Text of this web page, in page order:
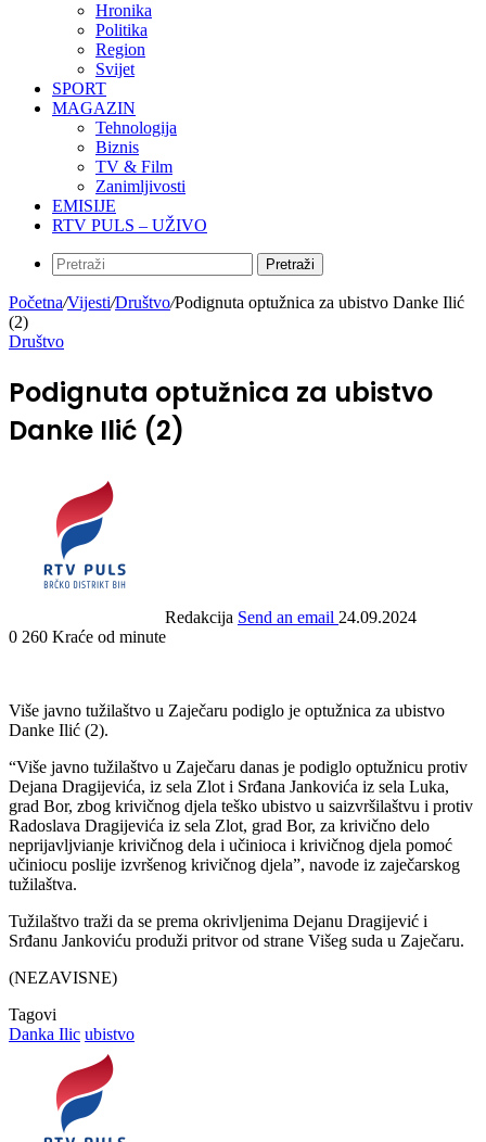
Hronika
Politika
Region
Svijet
SPORT
MAGAZIN
Tehnologija
Biznis
TV & Film
Zanimljivosti
EMISIJE
RTV PULS – UŽIVO
Pretraži
Početna/Vijesti/Društvo/Podignuta optužnica za ubistvo Danke Ilić
(2)
Društvo
Podignuta optužnica za ubistvo
Danke Ilić (2)
Redakcija Send an email 24.09.2024
0 260 Kraće od minute
Više javno tužilaštvo u Zaječaru podiglo je optužnica za ubistvo
Danke Ilić (2).
“Više javno tužilaštvo u Zaječaru danas je podiglo optužnicu protiv
Dejana Dragijevića, iz sela Zlot i Srđana Jankovića iz sela Luka,
grad Bor, zbog krivičnog djela teško ubistvo u saizvršilaštvu i protiv
Radoslava Dragijevića iz sela Zlot, grad Bor, za krivično delo
neprijavljvianje krivičnog dela i učinioca i krivičnog djela pomoć
učiniocu poslije izvršenog krivičnog djela”, navode iz zaječarskog
tužilaštva.
Tužilaštvo traži da se prema okrivljenima Dejanu Dragijević i
Srđanu Jankoviću produži pritvor od strane Višeg suda u Zaječaru.
(NEZAVISNE)
Tagovi
Danka Ilic ubistvo